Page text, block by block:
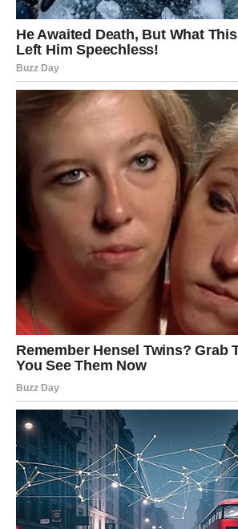
RIBE – LJUBAV KOJA
ČEKALA PRAVI
Ribe danas osećaju magiju u vazduhu.
pojačane, intuicija jaka, a srce
koji stiže može označiti početak nove
da se radi o osobi iz prošlosti ili
poznanstvu.
Zvezde poručuju: ne bežite od onoga
dan donosi isceljenje, pomirenje i iskru
plamen.